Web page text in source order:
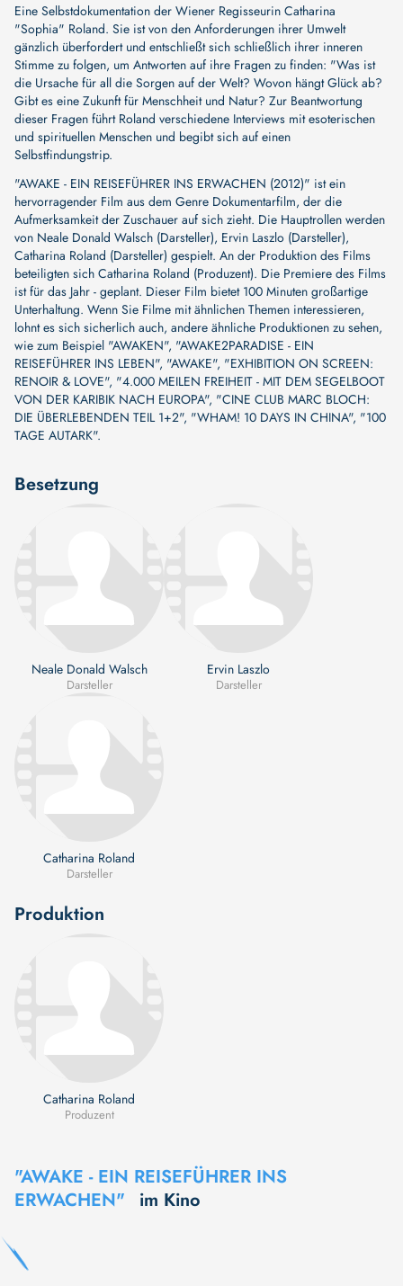
Eine Selbstdokumentation der Wiener Regisseurin Catharina
"Sophia" Roland. Sie ist von den Anforderungen ihrer Umwelt
gänzlich überfordert und entschließt sich schließlich ihrer inneren
Stimme zu folgen, um Antworten auf ihre Fragen zu finden: "Was ist
die Ursache für all die Sorgen auf der Welt? Wovon hängt Glück ab?
Gibt es eine Zukunft für Menschheit und Natur? Zur Beantwortung
dieser Fragen führt Roland verschiedene Interviews mit esoterischen
und spirituellen Menschen und begibt sich auf einen
Selbstfindungstrip.
"AWAKE - EIN REISEFÜHRER INS ERWACHEN (2012)" ist ein
hervorragender Film aus dem Genre Dokumentarfilm, der die
Aufmerksamkeit der Zuschauer auf sich zieht. Die Hauptrollen werden
von Neale Donald Walsch (Darsteller), Ervin Laszlo (Darsteller),
Catharina Roland (Darsteller) gespielt. An der Produktion des Films
beteiligten sich Catharina Roland (Produzent). Die Premiere des Films
ist für das Jahr - geplant. Dieser Film bietet 100 Minuten großartige
Unterhaltung. Wenn Sie Filme mit ähnlichen Themen interessieren,
lohnt es sich sicherlich auch, andere ähnliche Produktionen zu sehen,
wie zum Beispiel "AWAKEN", "AWAKE2PARADISE - EIN
REISEFÜHRER INS LEBEN", "AWAKE", "EXHIBITION ON SCREEN:
RENOIR & LOVE", "4.000 MEILEN FREIHEIT - MIT DEM SEGELBOOT
VON DER KARIBIK NACH EUROPA", "CINE CLUB MARC BLOCH:
DIE ÜBERLEBENDEN TEIL 1+2", "WHAM! 10 DAYS IN CHINA", "100
TAGE AUTARK".
Besetzung
Neale Donald Walsch
Darsteller
Ervin Laszlo
Darsteller
Catharina Roland
Darsteller
Produktion
Catharina Roland
Produzent
"AWAKE - EIN REISEFÜHRER INS
ERWACHEN"
im Kino